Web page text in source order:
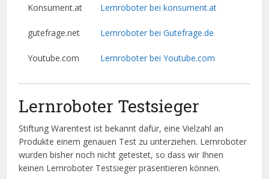
Konsument.at Lernroboter bei konsument.at
gutefrage.net Lernroboter bei Gutefrage.de
Youtube.com Lernroboter bei Youtube.com
Lernroboter Testsieger
Stiftung Warentest ist bekannt dafür, eine Vielzahl an
Produkte einem genauen Test zu unterziehen. Lernroboter
wurden bisher noch nicht getestet, so dass wir Ihnen
keinen Lernroboter Testsieger präsentieren können.